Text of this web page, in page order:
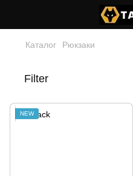
Каталог Рюкзаки
Filter
NEW